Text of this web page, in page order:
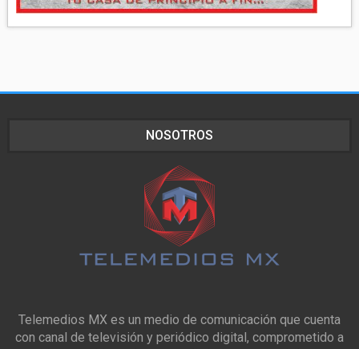
NOSOTROS
Telemedios MX es un medio de comunicación que cuenta
con canal de televisión y periódico digital, comprometido a